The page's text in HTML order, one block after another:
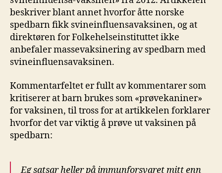
beskriver blant annet hvorfor åtte norske
spedbarn fikk svineinfluensavaksinen, og at
direktøren for Folkehelseinstituttet ikke
anbefaler massevaksinering av spedbarn med
svineinfluensavaksinen.
Kommentarfeltet er fullt av kommentarer som
kritiserer at barn brukes som «prøvekaniner»
for vaksinen, til tross for at artikkelen forklarer
hvorfor det var viktig å prøve ut vaksinen på
spedbarn:
Eg satsar heller på immunforsvaret mitt enn